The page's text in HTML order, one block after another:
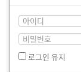
로그인 유지